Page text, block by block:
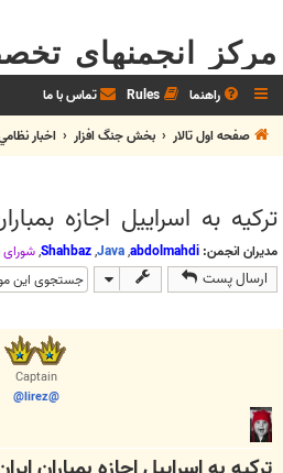
مرکز انجمنهای
راهنما Rules تماس با ما
صفحه اول تالار
بخش جنگ افزار اخبار
ترکیه به اسراییل اجازه
مدیران انجمن: abdolmahdi
,
Java
,
Shahbaz
,شوراي
ارسال پست
Captain
@lirez@